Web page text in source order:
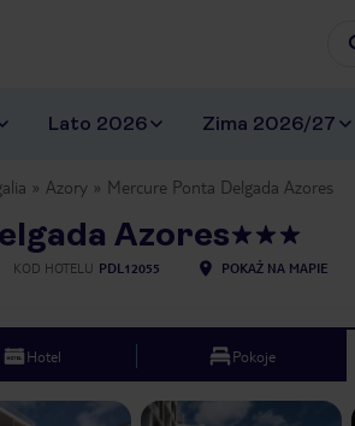
Lato 2026 Zima 2026/27
Azory Mercure Ponta Delgada Azores
Azores
KOD HOTELU PDL12055 POKAŻ NA MAPIE
Hotel Pokoje